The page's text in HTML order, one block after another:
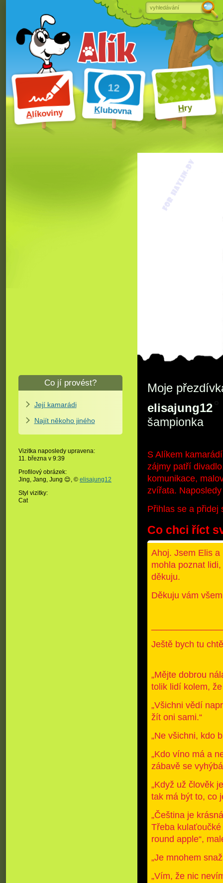
Alíkoviny Klubovna Hry
Moje
elisajung12
šampionka
S Alíkem
zájmy patří
komunikace,
zvířata.
Přihlas se a přidej
Co chci říct
Ahoj. Jsem Elis
mohla poznat
děkuju.
Děkuju vám
Ještě bych tu
„Mějte dobrou
tolik lidí kolem,
„Všichni vědí
žít oni sami.“
„Ne všichni, kdo
„Kdo víno má a
zábavě se
„Když už člověk
tak má být to, co
„Čeština je
Třeba
round apple“,
„Je mnohem
„Vím, že nic
Co jí provést?
Její kamarádi
Najít někoho jiného
Vizitka naposledy upravena:
11. března v 9:39
Profilový obrázek:
Jing, Jang, Jung 😌, © elisajung12
Styl vizitky:
Cat